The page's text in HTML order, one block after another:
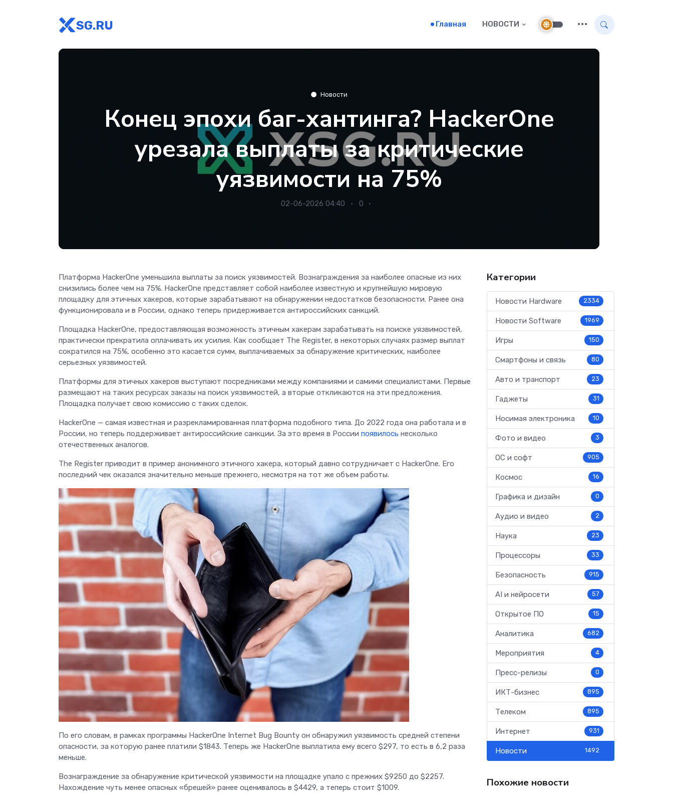
SG.RU Главная НОВОСТИ
Новости
Конец эпохи баг-хантинга? HackerOne
урезала выплаты за критические
уязвимости на 75%
02-06-2026 04:40 0
Платформа HackerOne уменьшила выплаты за поиск уязвимостей. Вознаграждения за наиболее опасные из них
снизились более чем на 75%. HackerOne представляет собой наиболее известную и крупнейшую мировую
площадку для этичных хакеров, которые зарабатывают на обнаружении недостатков безопасности. Ранее она
функционировала и в России, однако теперь придерживается антироссийских санкций.
Площадка HackerOne, предоставляющая возможность этичным хакерам зарабатывать на поиске уязвимостей,
практически прекратила оплачивать их усилия. Как сообщает The Register, в некоторых случаях размер выплат
сократился на 75%, особенно это касается сумм, выплачиваемых за обнаружение критических, наиболее
серьезных уязвимостей.
Платформы для этичных хакеров выступают посредниками между компаниями и самими специалистами. Первые
размещают на таких ресурсах заказы на поиск уязвимостей, а вторые откликаются на эти предложения.
Площадка получает свою комиссию с таких сделок.
HackerOne — самая известная и разрекламированная платформа подобного типа. До 2022 года она работала и в
России, но теперь поддерживает антироссийские санкции. За это время в России появилось несколько
отечественных аналогов.
The Register приводит в пример анонимного этичного хакера, который давно сотрудничает с HackerOne. Его
последний чек оказался значительно меньше прежнего, несмотря на тот же объем работы.
По его словам, в рамках программы HackerOne Internet Bug Bounty он обнаружил уязвимость средней степени
опасности, за которую ранее платили $1843. Теперь же HackerOne выплатила ему всего $297, то есть в 6,2 раза
меньше.
Вознаграждение за обнаружение критической уязвимости на площадке упало с прежних $9250 до $2257.
Нахождение чуть менее опасных «брешей» ранее оценивалось в $4429, а теперь стоит $1009.
Категории
Новости Hardware 2334
Новости Software 1969
Игры 150
Смартфоны и связь 80
Авто и транспорт 23
Гаджеты 31
Носимая электроника 10
Фото и видео 3
ОС и софт 905
Космос 16
Графика и дизайн 0
Аудио и видео 2
Наука 23
Процессоры 33
Безопасность 915
AI и нейросети 57
Открытое ПО 15
Аналитика 682
Мероприятия 4
Пресс-релизы 0
ИКТ-бизнес 895
Телеком 895
Интернет 931
Новости 1492
Похожие новости